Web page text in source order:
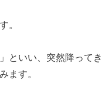
。
といい、突然降ってき
ます。